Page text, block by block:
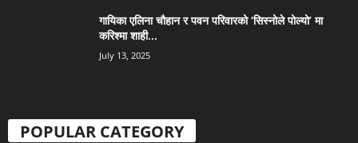
गायिका एलिना चौहान र पवन परिवारको ‘सिस्नोले पोल्यो’ मा
करिश्मा शाही...
July 13, 2025
POPULAR CATEGORY